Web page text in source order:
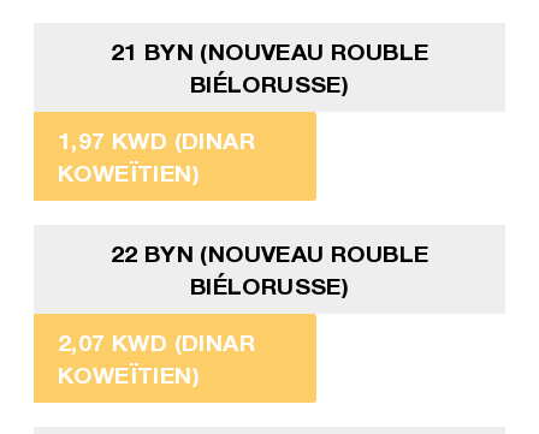
21 BYN (NOUVEAU ROUBLE
BIÉLORUSSE)
1,97 KWD (DINAR
KOWEÏTIEN)
22 BYN (NOUVEAU ROUBLE
BIÉLORUSSE)
2,07 KWD (DINAR
KOWEÏTIEN)